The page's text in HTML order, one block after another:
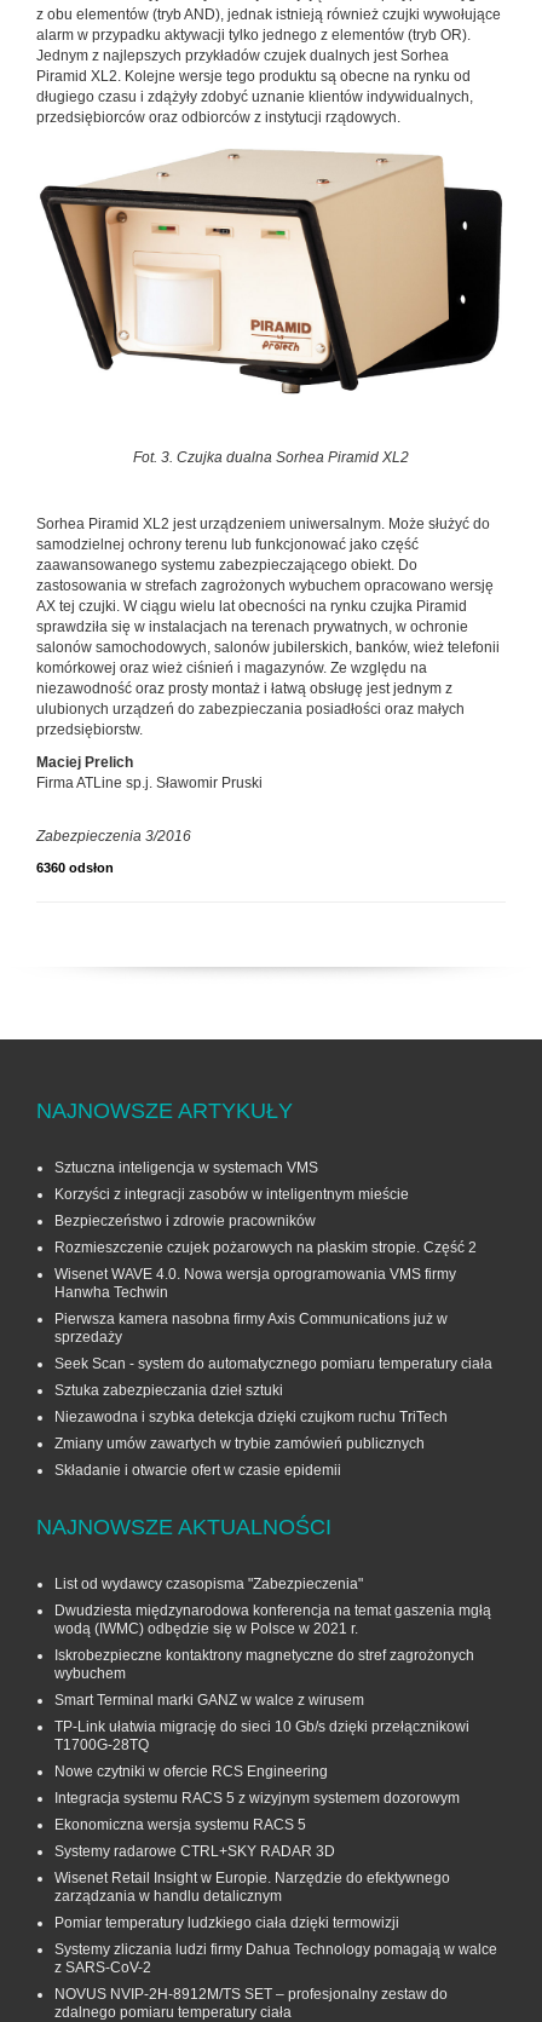
z obu elementów (tryb AND), jednak istnieją również czujki wywołujące
alarm w przypadku aktywacji tylko jednego z elementów (tryb OR).
Jednym z najlepszych przykładów czujek dualnych jest Sorhea
Piramid XL2. Kolejne wersje tego produktu są obecne na rynku od
długiego czasu i zdążyły zdobyć uznanie klientów indywidualnych,
przedsiębiorców oraz odbiorców z instytucji rządowych.
Fot. 3. Czujka dualna Sorhea Piramid XL2
Sorhea Piramid XL2 jest urządzeniem uniwersalnym. Może służyć do
samodzielnej ochrony terenu lub funkcjonować jako część
zaawansowanego systemu zabezpieczającego obiekt. Do
zastosowania w strefach zagrożonych wybuchem opracowano wersję
AX tej czujki. W ciągu wielu lat obecności na rynku czujka Piramid
sprawdziła się w instalacjach na terenach prywatnych, w ochronie
salonów samochodowych, salonów jubilerskich, banków, wież telefonii
komórkowej oraz wież ciśnień i magazynów. Ze względu na
niezawodność oraz prosty montaż i łatwą obsługę jest jednym z
ulubionych urządzeń do zabezpieczania posiadłości oraz małych
przedsiębiorstw.
Maciej Prelich
Firma ATLine sp.j. Sławomir Pruski
Zabezpieczenia 3/2016
6360 odsłon
NAJNOWSZE ARTYKUŁY
Sztuczna inteligencja w systemach VMS
Korzyści z integracji zasobów w inteligentnym mieście
Bezpieczeństwo i zdrowie pracowników
Rozmieszczenie czujek pożarowych na płaskim stropie. Część 2
Wisenet WAVE 4.0. Nowa wersja oprogramowania VMS firmy
Hanwha Techwin
Pierwsza kamera nasobna firmy Axis Communications już w
sprzedaży
Seek Scan - system do automatycznego pomiaru temperatury ciała
Sztuka zabezpieczania dzieł sztuki
Niezawodna i szybka detekcja dzięki czujkom ruchu TriTech
Zmiany umów zawartych w trybie zamówień publicznych
Składanie i otwarcie ofert w czasie epidemii
NAJNOWSZE AKTUALNOŚCI
List od wydawcy czasopisma "Zabezpieczenia"
Dwudziesta międzynarodowa konferencja na temat gaszenia mgłą
wodą (IWMC) odbędzie się w Polsce w 2021 r.
Iskrobezpieczne kontaktrony magnetyczne do stref zagrożonych
wybuchem
Smart Terminal marki GANZ w walce z wirusem
TP-Link ułatwia migrację do sieci 10 Gb/s dzięki przełącznikowi
T1700G‑28TQ
Nowe czytniki w ofercie RCS Engineering
Integracja systemu RACS 5 z wizyjnym systemem dozorowym
Ekonomiczna wersja systemu RACS 5
Systemy radarowe CTRL+SKY RADAR 3D
Wisenet Retail Insight w Europie. Narzędzie do efektywnego
zarządzania w handlu detalicznym
Pomiar temperatury ludzkiego ciała dzięki termowizji
Systemy zliczania ludzi firmy Dahua Technology pomagają w walce
z SARS-CoV-2
NOVUS NVIP-2H-8912M/TS SET – profesjonalny zestaw do
zdalnego pomiaru temperatury ciała